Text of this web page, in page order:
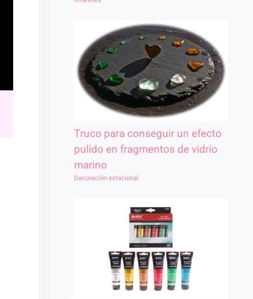
Truco para conseguir un efecto
pulido en fragmentos de vidrio
marino
Decoración estacional